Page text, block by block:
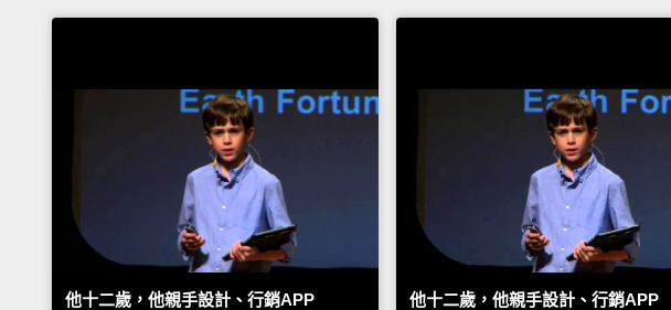
他十二歲，他親手設計、行銷APP 他十二歲，他親手設計、行銷APP